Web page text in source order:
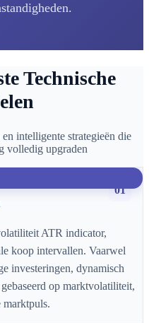
Technische
intelligente strategieën die
volledig upgraden
01
ATR indicator,
koop intervallen. Vaarwel
investeringen, dynamisch
op marktvolatiliteit,
marktpuls.